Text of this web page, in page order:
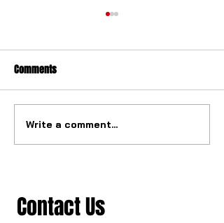
The ultimate tourbillon
mechanism from China.
Comments
Write a comment...
Contact Us